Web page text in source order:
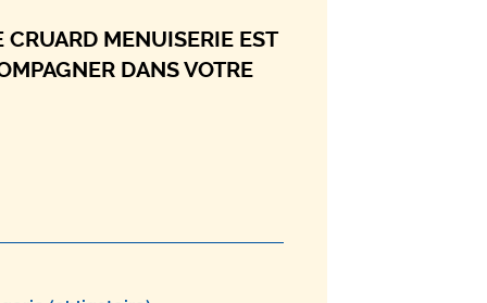
MENUISERIE EST
DANS VOTRE